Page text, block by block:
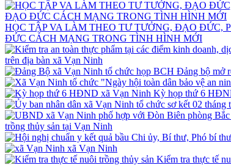
HỌC TẬP VA LÀM THEO TƯ TƯỞNG, ĐẠO
ĐỨC CÁCH MẠNG TRONG TÌNH HÌNH MỚI
trên địa bàn xã Vạn Ninh
Kỳ họp thứ 6
trồng thủy sản tại Vạn Ninh
xã Vạn Ninh
Kiểm tra thực tế